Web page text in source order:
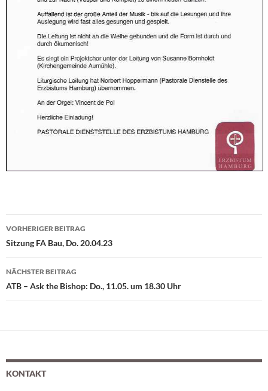
Beitragsnavigation
VORHERIGER BEITRAG
Sitzung FA Bau, Do. 20.04.23
NÄCHSTER BEITRAG
ATB – Ask the Bishop: Do., 11.05. um 18.30 Uhr
KONTAKT